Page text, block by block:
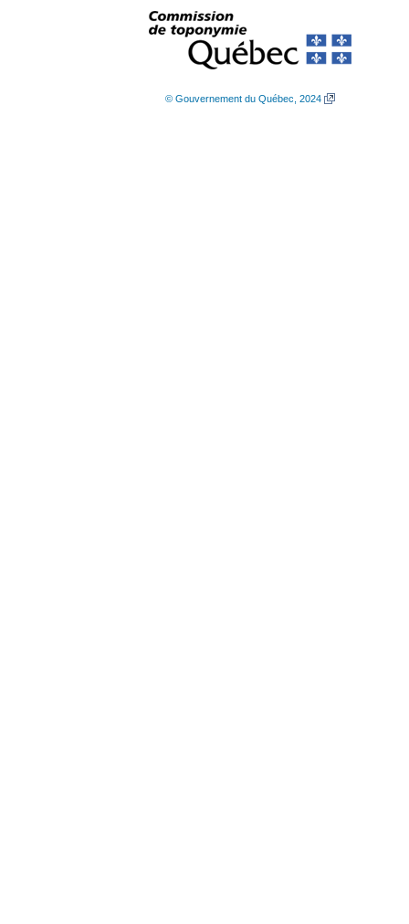
© Gouvernement du Québec, 2024